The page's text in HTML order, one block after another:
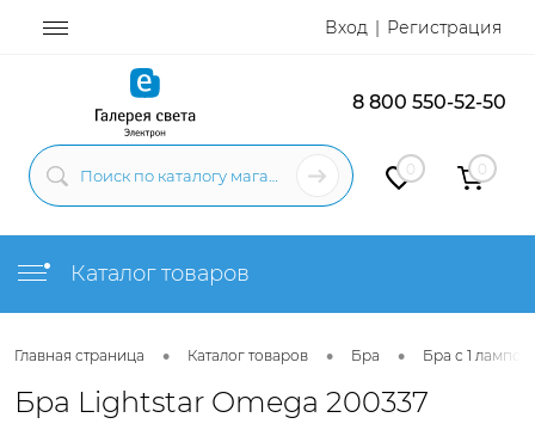
Вход Регистрация
8 800 550-52-50
0 0
Каталог товаров
Главная страница • Каталог товаров • Бра • Бра с 1 лампой
Бра Lightstar Omega 200337